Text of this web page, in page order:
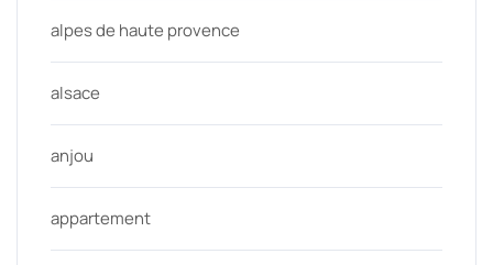
alpes de haute provence
alsace
anjou
appartement